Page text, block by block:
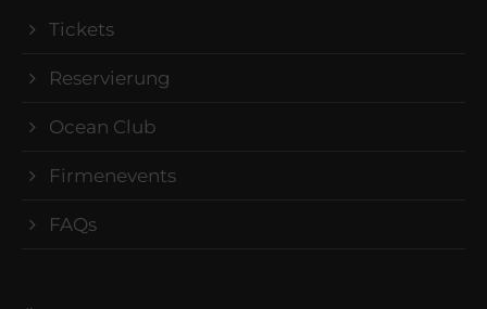
Tickets
Reservierung
Ocean Club
Firmenevents
FAQs